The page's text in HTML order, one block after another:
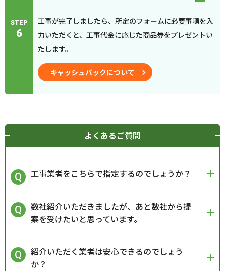
STEP
6
工事が完了しましたら、所定のフォームに必要事項を入
力いただくと、工事代金に応じた商品券をプレゼントい
たします。
キャッシュバックについて
よくあるご質問
工事業者をこちらで指定するのでしょうか？
数社紹介いただきましたが、あと数社から提
案を受けたいと思っています。
紹介いただく業者は安心できるのでしょう
か？